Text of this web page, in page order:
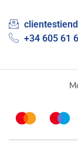
+34 605 61